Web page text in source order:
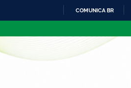
CONTEÚDO
COMUNICA BR